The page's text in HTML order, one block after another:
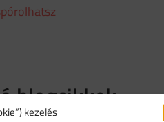
kezelés
blogcikkek